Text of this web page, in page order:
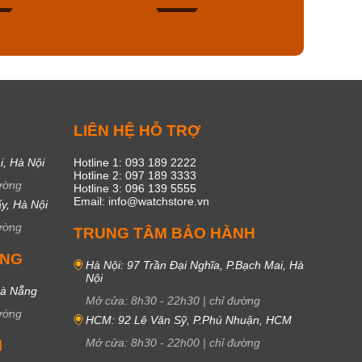
Hà Nội
Hà Nội
Nẵng
LIÊN HỆ HỖ TRỢ
Hotline 1: 093 189 2222
Hotline 2: 097 189 3333
Hotline 3: 096 139 5555
Email: info@watchstore.vn
TRUNG TÂM BẢO HÀNH
Hà Nội: 97 Trần Đại Nghĩa, P.Bạch Mai, Hà
Nội
Mở cửa: 8h30 - 22h30 | chỉ đường
HCM: 92 Lê Văn Sỹ, P.Phú Nhuận, HCM
Mở cửa: 8h30 - 22h00 | chỉ đường